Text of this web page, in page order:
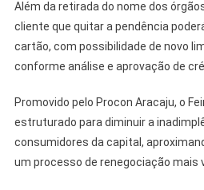
Além da retirada do nome dos
cliente que quitar a pendência
cartão, com possibilidade de novo
conforme análise e aprovação de
Promovido pelo Procon Aracaju, o
estruturado para diminuir a
consumidores da capital,
um processo de renegociação mais